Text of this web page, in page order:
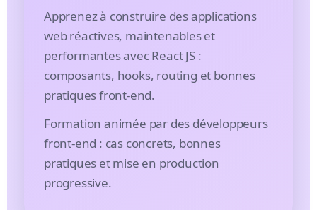
Apprenez à construire des applications
web réactives, maintenables et
performantes avec React JS :
composants, hooks, routing et bonnes
pratiques front-end.
Formation animée par des développeurs
front-end : cas concrets, bonnes
pratiques et mise en production
progressive.